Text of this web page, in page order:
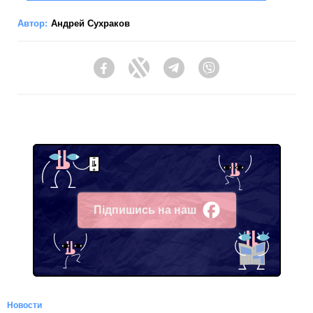
Автор: Андрей Сухраков
FacebookTwitter Telegram
Підпишись на наш
Facebook
Новости